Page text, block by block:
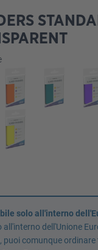
solo all'interno
dell'Unione
puoi comunque